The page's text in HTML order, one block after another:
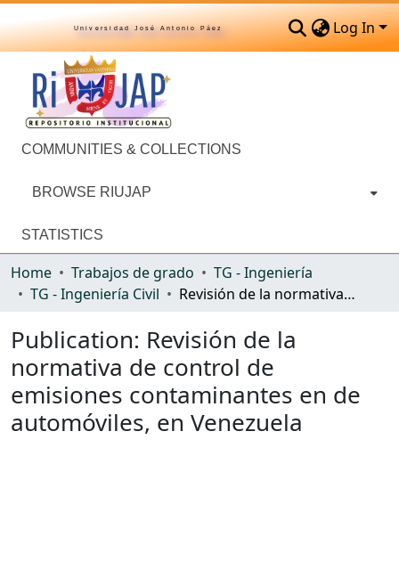
Universidad José Antonio Páez Log In
COMMUNITIES & COLLECTIONS
BROWSE RIUJAP
STATISTICS
Home Trabajos de grado
TG - Ingeniería
TG - Ingeniería Civil
Revisión de la normativa de control de emisiones contaminantes en de automóviles, en Venezuela
Publication: Revisión de la
normativa de control de
emisiones contaminantes en de
automóviles, en Venezuela